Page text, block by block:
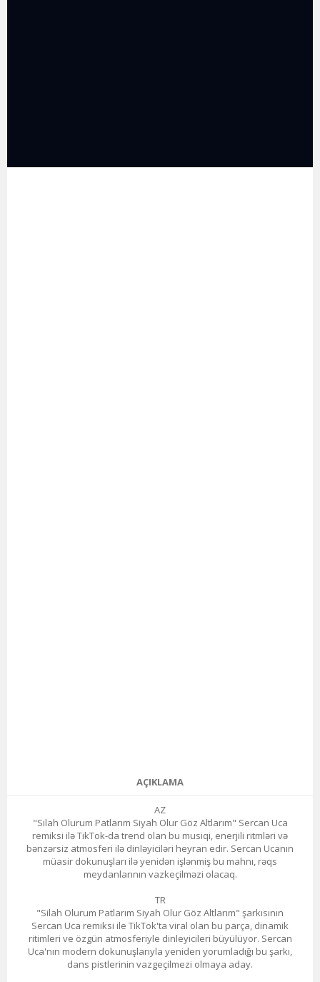
AÇIKLAMA
AZ
"Silah Olurum Patlarım Siyah Olur Göz Altlarım" Sercan Uca
remiksi ilə TikTok-da trend olan bu musiqi, enerjili ritmləri və
bənzərsiz atmosferi ilə dinləyiciləri heyran edir. Sercan Ucanın
müasir dokunuşları ilə yenidən işlənmiş bu mahnı, rəqs
meydanlarının vazkeçilməzi olacaq.
TR
"Silah Olurum Patlarım Siyah Olur Göz Altlarım" şarkısının
Sercan Uca remiksi ile TikTok'ta viral olan bu parça, dinamik
ritimleri ve özgün atmosferiyle dinleyicileri büyülüyor. Sercan
Uca'nın modern dokunuşlarıyla yeniden yorumladığı bu şarkı,
dans pistlerinin vazgeçilmezi olmaya aday.